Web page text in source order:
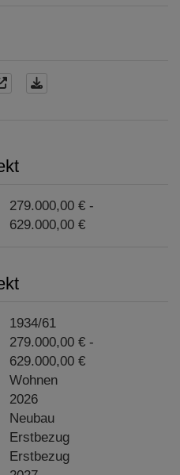
279.000,00 € -
629.000,00 €
1934/61
279.000,00 € -
629.000,00 €
Wohnen
2026
Neubau
Erstbezug
Erstbezug